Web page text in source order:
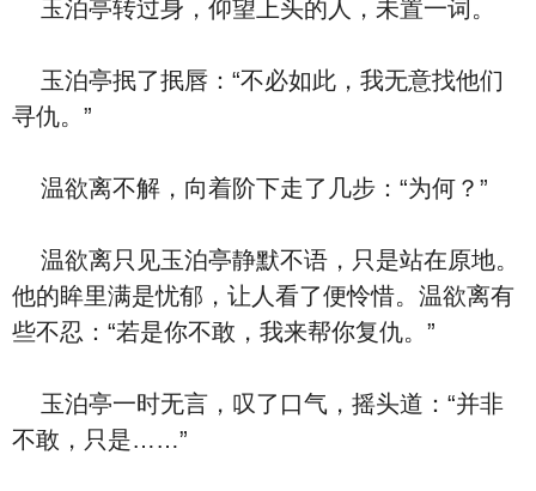
玉泊亭转过身，仰望上头的人，未置一词。
玉泊亭抿了抿唇：“不必如此，我无意找他们
寻仇。”
温欲离不解，向着阶下走了几步：“为何？”
温欲离只见玉泊亭静默不语，只是站在原地。
他的眸里满是忧郁，让人看了便怜惜。温欲离有
些不忍：“若是你不敢，我来帮你复仇。”
玉泊亭一时无言，叹了口气，摇头道：“并非
不敢，只是……”